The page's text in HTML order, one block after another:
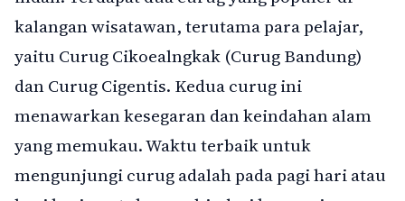
kalangan wisatawan, terutama para pelajar,
yaitu Curug Cikoealngkak (Curug Bandung)
dan Curug Cigentis. Kedua curug ini
menawarkan kesegaran dan keindahan alam
yang memukau. Waktu terbaik untuk
mengunjungi curug adalah pada pagi hari atau